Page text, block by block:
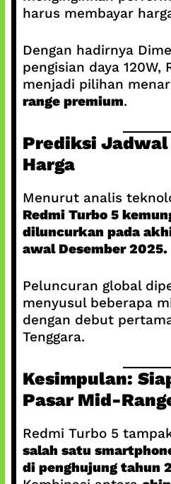
harus membayar
Dengan hadirnya
pengisian daya 120W,
menjadi pilihan
range premium.
Prediksi Jadwal
Harga
Menurut analis
Redmi Turbo 5
diluncurkan pada
awal Desember 2025.
Peluncuran global
menyusul beberapa
dengan debut
Tenggara.
Kesimpulan:
Pasar Mid-
Redmi Turbo 5
salah satu
di penghujung tahun